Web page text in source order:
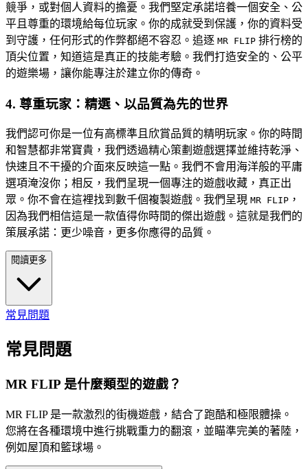
競爭，或對個人資料的擔憂。我們堅定承諾培養一個安全、公
平且尊重的環境給每位玩家。你的成就受到保護，你的資料受
到守護，任何形式的作弊都絕不容忍。追逐 MR FLIP 排行榜的
頂尖位置，知道這是真正的技能考驗。我們打造安全的、公平
的遊樂場，讓你能專注於建立你的傳奇。
4. 尊重玩家：精選、以品質為先的世界
我們認可你是一位有高標準且欣賞品質的精明玩家。你的時間
和智慧都非常寶貴，我們透過精心策劃遊戲選擇並維持乾淨、
快速且不干擾的介面來反映這一點。我們不會用海洋般的平庸
選項淹沒你；相反，我們呈現一個專注的遊戲收藏，真正出
眾。你不會在這裡找到數千個複製遊戲。我們呈現 MR FLIP ，
因為我們相信這是一款值得你時間的傑出遊戲。這就是我們的
策展承諾：更少噪音，更多你應得的品質。
閱讀更多
常見問題
常見問題
MR FLIP 是什麼類型的遊戲？
MR FLIP 是一款激烈的街機遊戲，結合了跑酷和極限體操。
您將在各種環境中進行挑戰重力的翻滾，並瞄準完美的著陸，
例如屋頂和籃球場。